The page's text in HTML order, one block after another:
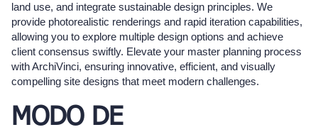
land use, and integrate sustainable design principles. We
provide photorealistic renderings and rapid iteration capabilities,
allowing you to explore multiple design options and achieve
client consensus swiftly. Elevate your master planning process
with ArchiVinci, ensuring innovative, efficient, and visually
compelling site designs that meet modern challenges.
MODO DE